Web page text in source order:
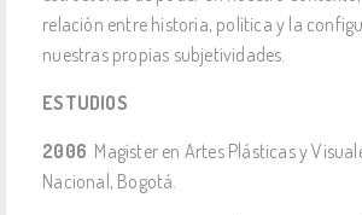
relación entre historia, política y la
nuestras propias subjetividades.
ESTUDIOS
2006 Magíster en Artes Plásticas y
Nacional, Bogotá.